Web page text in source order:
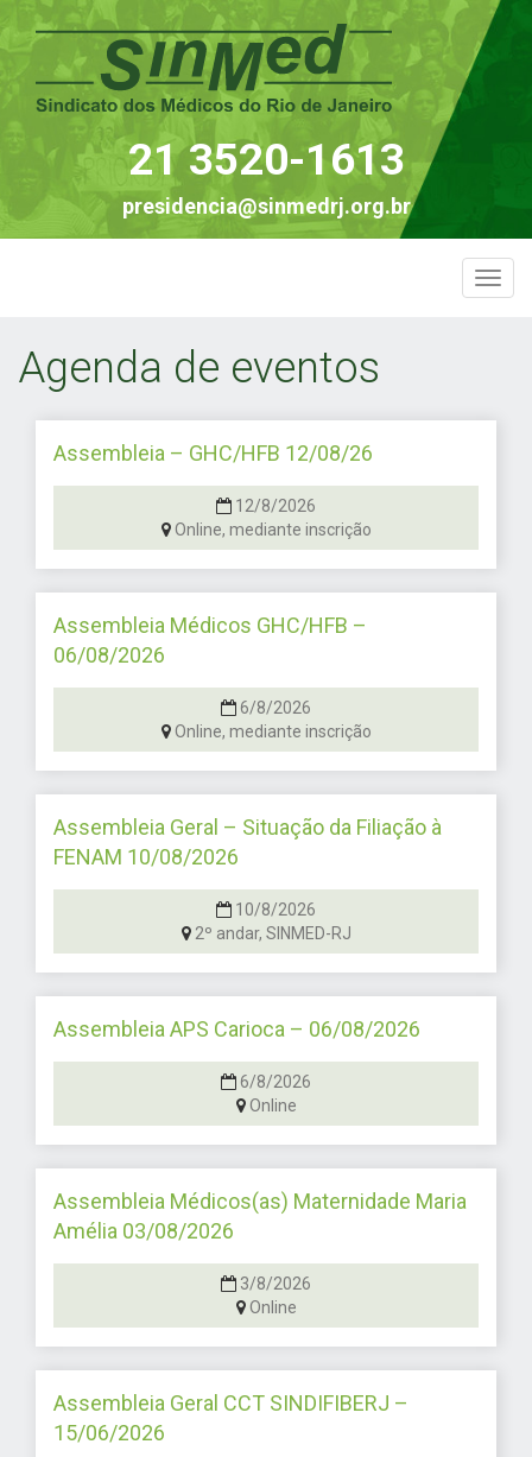
21 3520-1613
presidencia@sinmedrj.org.br
Agenda de eventos
Assembleia – GHC/HFB 12/08/26
12/8/2026
Online, mediante inscrição
Assembleia Médicos GHC/HFB –
06/08/2026
6/8/2026
Online, mediante inscrição
Assembleia Geral – Situação da Filiação à
FENAM 10/08/2026
10/8/2026
2º andar, SINMED-RJ
Assembleia APS Carioca – 06/08/2026
6/8/2026
Online
Assembleia Médicos(as) Maternidade Maria
Amélia 03/08/2026
3/8/2026
Online
Assembleia Geral CCT SINDIFIBERJ –
15/06/2026